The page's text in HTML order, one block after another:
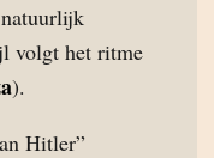
volgt het ritme
).
Hitler”